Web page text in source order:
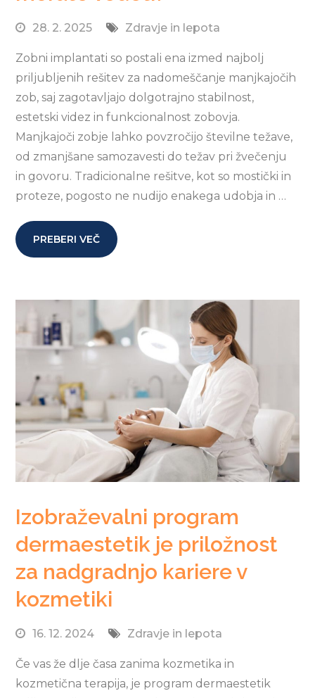
28. 2. 2025 Zdravje in lepota
Zobni implantati so postali ena izmed najbolj
priljubljenih rešitev za nadomeščanje manjkajočih
zob, saj zagotavljajo dolgotrajno stabilnost,
estetski videz in funkcionalnost zobovja.
Manjkajoči zobje lahko povzročijo številne težave,
od zmanjšane samozavesti do težav pri žvečenju
in govoru. Tradicionalne rešitve, kot so mostički in
proteze, pogosto ne nudijo enakega udobja in …
PREBERI VEČ
Izobraževalni program
dermaestetik je priložnost
za nadgradnjo kariere v
kozmetiki
16. 12. 2024 Zdravje in lepota
Če vas že dlje časa zanima kozmetika in
kozmetična terapija, je program dermaestetik